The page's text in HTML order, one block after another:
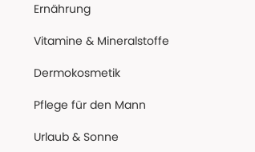
Ernährung
Vitamine & Mineralstoffe
Dermokosmetik
Pflege für den Mann
Urlaub & Sonne